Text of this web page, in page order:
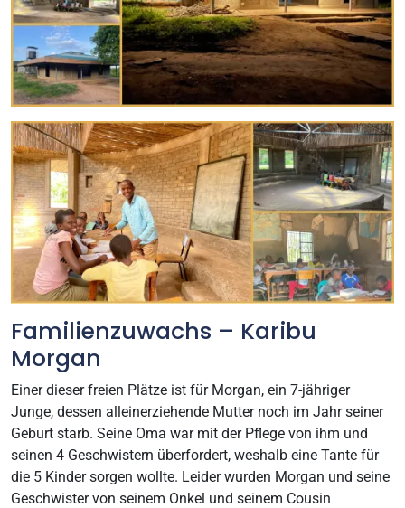
Familienzuwachs – Karibu
Morgan
Einer dieser freien Plätze ist für Morgan, ein 7-jähriger
Junge, dessen alleinerziehende Mutter noch im Jahr seiner
Geburt starb. Seine Oma war mit der Pflege von ihm und
seinen 4 Geschwistern überfordert, weshalb eine Tante für
die 5 Kinder sorgen wollte. Leider wurden Morgan und seine
Geschwister von seinem Onkel und seinem Cousin